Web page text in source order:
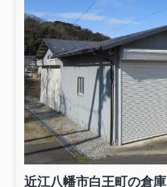
近江八幡市白王町の倉庫